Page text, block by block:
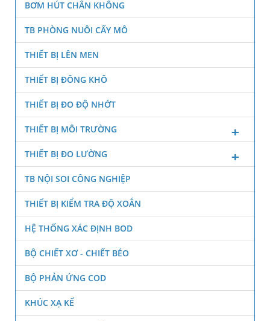
BƠM HÚT CHÂN KHÔNG
TB PHÒNG NUÔI CẤY MÔ
THIẾT BỊ LÊN MEN
THIẾT BỊ ĐÔNG KHÔ
THIẾT BỊ ĐO ĐỘ NHỚT
THIẾT BỊ MÔI TRƯỜNG
THIẾT BỊ ĐO LƯỜNG
TB NỘI SOI CÔNG NGHIỆP
THIẾT BỊ KIỂM TRA ĐỘ XOẮN
HỆ THỐNG XÁC ĐỊNH BOD
BỘ CHIẾT XƠ - CHIẾT BÉO
BỘ PHẢN ỨNG COD
KHÚC XẠ KẾ